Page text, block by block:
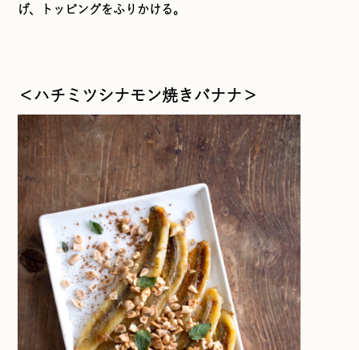
げ、トッピングをふりかける。
＜ハチミツシナモン焼きバナナ＞